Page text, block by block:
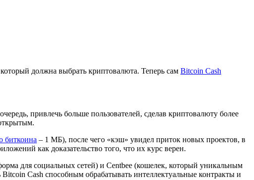
должна выбрать криптовалюта. Теперь сам Bitcoin Cash
привлечь больше пользователей, сделав криптовалюту более
биткоина – 1 МБ), после чего «кэш» увидел приток новых проектов, в
как доказательство того, что их курс верен.
для социальных сетей) и Centbee (кошелек, который уникальным
Cash способным обрабатывать интеллектуальные контракты и